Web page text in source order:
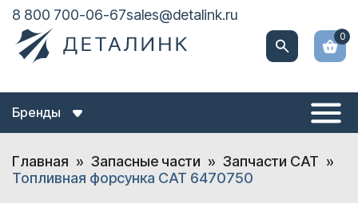
8 800 700-06-67sales@detalink.ru
0
Бренды
Главная Запасные части
Запчасти CAT
Топливная форсунка CAT 6470750